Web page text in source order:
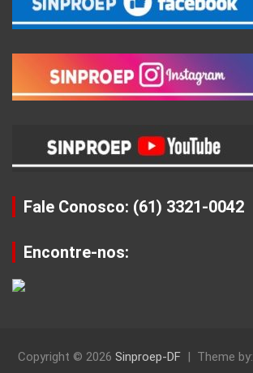
Fale Conosco: (61) 3321-0042
Encontre-nos:
Copyright © 2026 Sinproep-DF Theme by: